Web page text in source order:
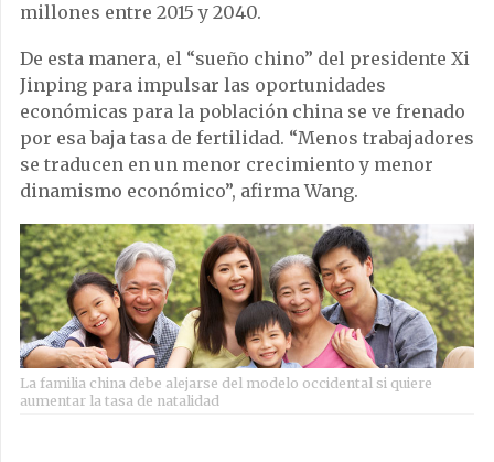
millones entre 2015 y 2040.
De esta manera, el “sueño chino” del presidente Xi
Jinping para impulsar las oportunidades
económicas para la población china se ve frenado
por esa baja tasa de fertilidad. “Menos trabajadores
se traducen en un menor crecimiento y menor
dinamismo económico”, afirma Wang.
La familia china debe alejarse del modelo occidental si quiere
aumentar la tasa de natalidad